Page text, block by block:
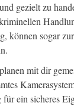
gezielt zu
können sogar
mit dir
ein sicheres